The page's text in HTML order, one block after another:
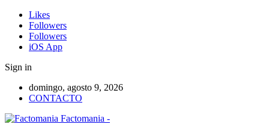
Likes
Followers
Followers
iOS App
Sign in
domingo, agosto 9, 2026
CONTACTO
Factomania -